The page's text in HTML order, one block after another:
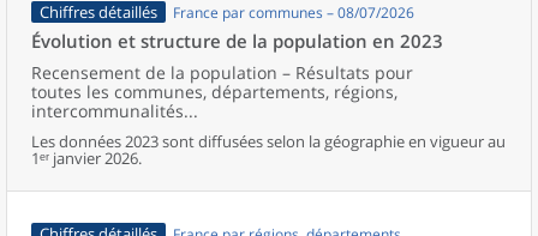
Chiffres détaillés France par communes – 08/07/2026
Évolution et structure de la population en 2023
Recensement de la population – Résultats pour
toutes les communes, départements, régions,
intercommunalités...
Les données 2023 sont diffusées selon la géographie en vigueur au
1ᵉʳ janvier 2026.